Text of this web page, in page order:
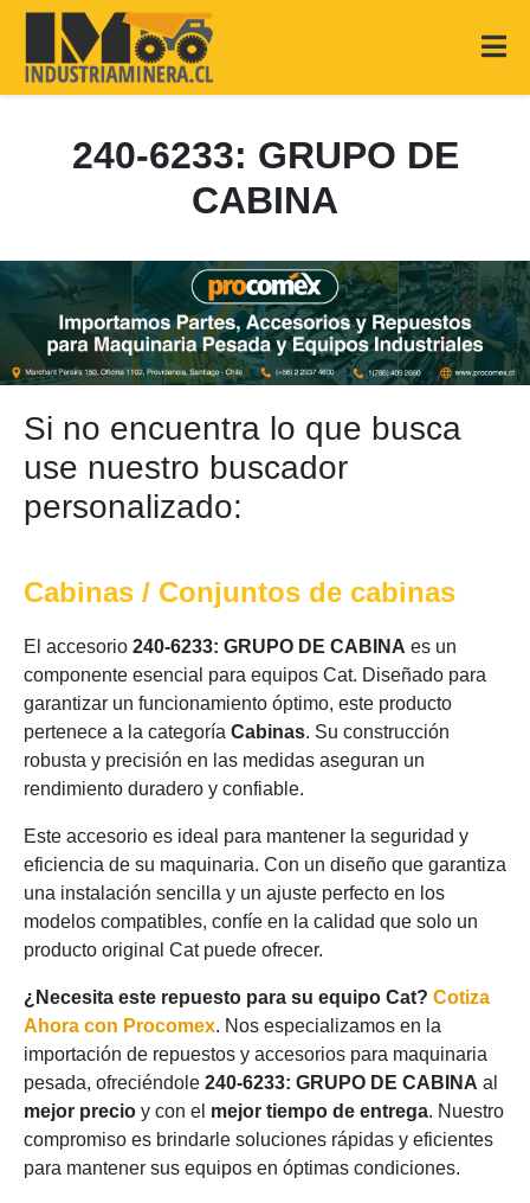
240-6233: GRUPO DE
CABINA
Si no encuentra lo que busca
use nuestro buscador
personalizado:
Cabinas / Conjuntos de cabinas
El accesorio 240-6233: GRUPO DE CABINA es un
componente esencial para equipos Cat. Diseñado para
garantizar un funcionamiento óptimo, este producto
pertenece a la categoría Cabinas. Su construcción
robusta y precisión en las medidas aseguran un
rendimiento duradero y confiable.
Este accesorio es ideal para mantener la seguridad y
eficiencia de su maquinaria. Con un diseño que garantiza
una instalación sencilla y un ajuste perfecto en los
modelos compatibles, confíe en la calidad que solo un
producto original Cat puede ofrecer.
¿Necesita este repuesto para su equipo Cat? Cotiza
Ahora con Procomex. Nos especializamos en la
importación de repuestos y accesorios para maquinaria
pesada, ofreciéndole 240-6233: GRUPO DE CABINA al
mejor precio y con el mejor tiempo de entrega. Nuestro
compromiso es brindarle soluciones rápidas y eficientes
para mantener sus equipos en óptimas condiciones.